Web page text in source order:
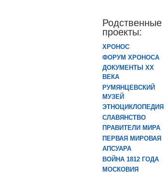
Родственные
проекты:
ХРОНОС
ФОРУМ ХРОНОСА
ДОКУМЕНТЫ XX
ВЕКА
РУМЯНЦЕВСКИЙ
МУЗЕЙ
ЭТНОЦИКЛОПЕДИЯ
СЛАВЯНСТВО
ПРАВИТЕЛИ МИРА
ПЕРВАЯ МИРОВАЯ
АПСУАРА
ВОЙНА 1812 ГОДА
МОСКОВИЯ